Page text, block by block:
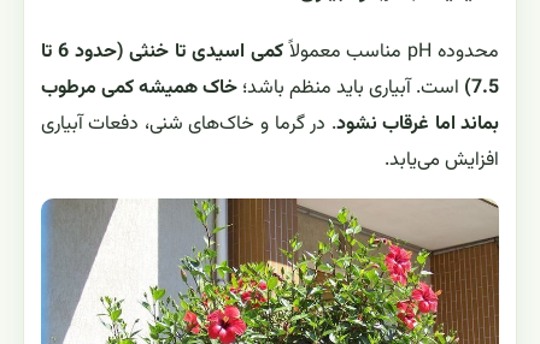
محدوده pH مناسب معمولاً
کمی اسیدی تا خنثی (حدود 6 تا
7.5) است. آبیاری باید منظم باشد؛ خاک همیشه کمی مرطوب
بماند اما غرقاب نشود. در گرما و خاک‌های شنی، دفعات آبیاری
افزایش می‌یابد.